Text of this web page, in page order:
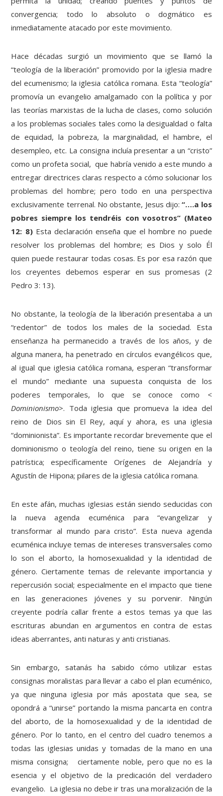
convergencia; todo lo absoluto o dogmático es
inmediatamente atacado por este movimiento.
Hace décadas surgió un movimiento que se llamó la
“teología de la liberación” promovido por la iglesia madre
del ecumenismo; la iglesia católica romana. Esta “teología”
promovía un evangelio amalgamado con la política y por
las teorías marxistas de la lucha de clases, como solución
a los problemas sociales tales como la desigualdad o falta
de equidad, la pobreza, la marginalidad, el hambre, el
desempleo, etc. La consigna incluía presentar a un “cristo”
como un profeta social, que habría venido a este mundo a
entregar directrices claras respecto a cómo solucionar los
problemas del hombre; pero todo en una perspectiva
exclusivamente terrenal. No obstante, Jesus dijo:“….a los
pobres siempre los tendréis con vosotros” (Mateo
12: 8)Esta declaración enseña que el hombre no puede
resolver los problemas del hombre; es Dios y solo Él
quien puede restaurar todas cosas. Es por esa razón que
los creyentes debemos esperar en sus promesas (2
Pedro 3: 13).
No obstante, la teología de la liberación presentaba a un
“redentor” de todos los males de la sociedad. Esta
enseñanza ha permanecido a través de los años, y de
alguna manera, ha penetrado en círculos evangélicos que,
al igual que iglesia católica romana, esperan “transformar
el mundo” mediante una supuesta conquista de los
poderes temporales, lo que se conoce como <
Dominionismo>. Toda iglesia que promueva la idea del
reino de Dios sin El Rey, aquí y ahora, es una iglesia
“dominionista”. Es importante recordar brevemente que el
dominionismo o teología del reino, tiene su origen en la
patrística; específicamente Orígenes de Alejandría y
Agustín de Hipona; pilares de la iglesia católica romana.
En este afán, muchas iglesias están siendo seducidas con
la nueva agenda ecuménica para “evangelizar y
transformar al mundo para cristo”. Esta nueva agenda
ecuménica incluye temas de intereses transversales como
lo son el aborto, la homosexualidad y la identidad de
género. Ciertamente temas de relevante importancia y
repercusión social; especialmente en el impacto que tiene
en las generaciones jóvenes y su porvenir. Ningún
creyente podría callar frente a estos temas ya que las
escrituras abundan en argumentos en contra de estas
ideas aberrantes, anti naturas y anti cristianas.
Sin embargo, satanás ha sabido cómo utilizar estas
consignas moralistas para llevar a cabo el plan ecuménico,
ya que ninguna iglesia por más apostata que sea, se
opondrá a “unirse” portando la misma pancarta en contra
del aborto, de la homosexualidad y de la identidad de
género. Por lo tanto, en el centro del cuadro tenemos a
todas las iglesias unidas y tomadas de la mano en una
misma consigna; ciertamente noble, pero que no es la
esencia y el objetivo de la predicación del verdadero
evangelio. La iglesia no debe ir tras una moralización de la